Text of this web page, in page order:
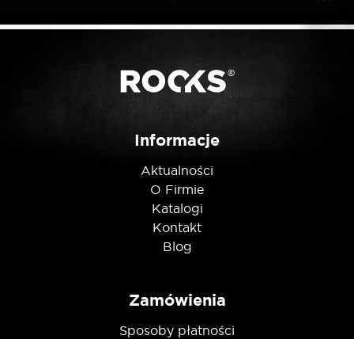
Nie jestem robotemInformacje
Aktualności
O Firmie
Katalogi
Kontakt
Blog
Zamówienia
Sposoby płatności